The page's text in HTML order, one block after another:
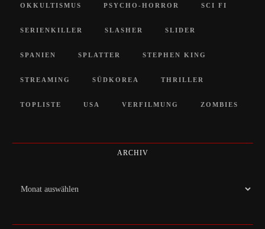
OKKULTISMUS PSYCHO-HORROR SCI FI
SERIENKILLER SLASHER SLIDER
SPANIEN SPLATTER STEPHEN KING
STREAMING SÜDKOREA THRILLER
TOPLISTE USA VERFILMUNG ZOMBIES
ARCHIV
Archiv